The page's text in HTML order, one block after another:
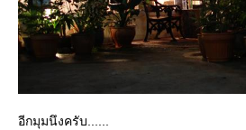
อีกมุมนึงครับ......